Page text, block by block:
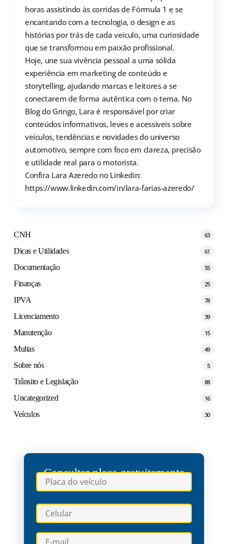
horas assistindo às corridas de Fórmula 1 e se
encantando com a tecnologia, o design e as
histórias por trás de cada veículo, uma curiosidade
que se transformou em paixão profissional.
Hoje, une sua vivência pessoal a uma sólida
experiência em marketing de conteúdo e
storytelling, ajudando marcas e leitores a se
conectarem de forma autêntica com o tema. No
Blog do Gringo, Lara é responsável por criar
conteúdos informativos, leves e acessíveis sobre
veículos, tendências e novidades do universo
automotivo, sempre com foco em clareza, precisão
e utilidade real para o motorista.
Confira Lara Azeredo no Linkedin:
https://www.linkedin.com/in/lara-farias-azeredo/
CNH 63
Dicas e Utilidades 61
Documentação 55
Finanças 25
IPVA 78
Licenciamento 39
Manutenção 15
Multas 49
Sobre nós 5
Trânsito e Legislação 88
Uncategorized 16
Veículos 30
Consultar placa gratuitamente